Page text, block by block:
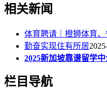
相关新闻
体育聘请｜橙狮体育
勤奋实现住有所居
2025新加坡靠谱留学
栏目导航